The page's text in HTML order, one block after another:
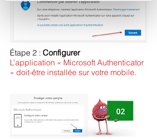
Étape 2 : Configurer
L’application « Microsoft Authenticator
» doit-être installée sur votre mobile.